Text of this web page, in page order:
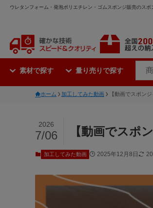
ウレタンフォーム・発泡ポリエチレン・ゴムスポンジ販売のスポ
素材で探す 量り売りで探す
ホーム 加工してみた動画 【動画でスポン
【動画でスポ
2026
7/06
加工してみた動画 2025年12月8日